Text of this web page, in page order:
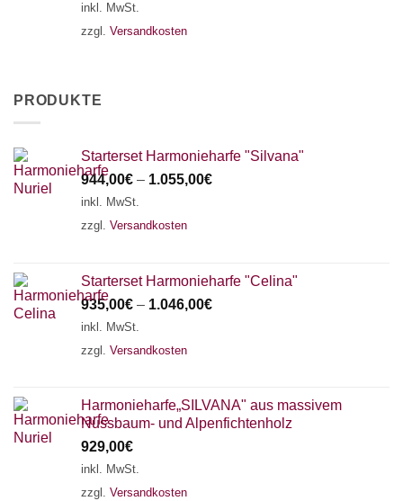
inkl. MwSt.
zzgl. Versandkosten
PRODUKTE
Starterset Harmonieharfe "Silvana"
944,00€ – 1.055,00€
inkl. MwSt.
zzgl. Versandkosten
Starterset Harmonieharfe "Celina"
935,00€ – 1.046,00€
inkl. MwSt.
zzgl. Versandkosten
Harmonieharfe„SILVANA" aus massivem
Nussbaum- und Alpenfichtenholz
929,00€
inkl. MwSt.
zzgl. Versandkosten